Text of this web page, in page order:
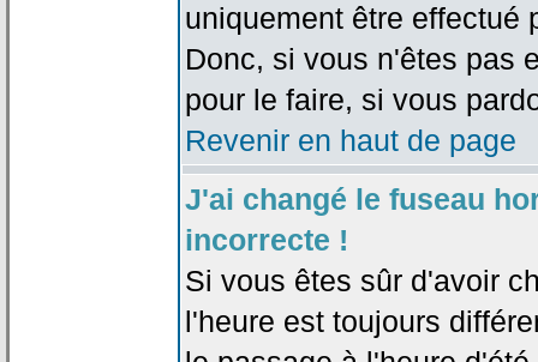
uniquement être effectué
Donc, si vous n'êtes pas
pour le faire, si vous
Revenir en haut de page
J'ai changé le fuseau
incorrecte !
Si vous êtes sûr d'avoir
l'heure est toujours